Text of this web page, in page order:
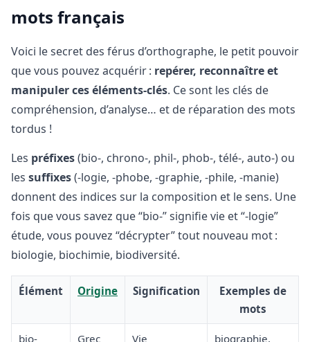
mots français
Voici le secret des férus d’orthographe, le petit pouvoir
que vous pouvez acquérir : repérer, reconnaître et
manipuler ces éléments-clés. Ce sont les clés de
compréhension, d’analyse… et de réparation des mots
tordus !
Les préfixes(bio-, chrono-, phil-, phob-, télé-, auto-) ou
les suffixes(-logie, -phobe, -graphie, -phile, -manie)
donnent des indices sur la composition et le sens. Une
fois que vous savez que “bio-” signifie vie et “-logie”
étude, vous pouvez “décrypter” tout nouveau mot :
biologie, biochimie, biodiversité.
Élément Origine Signification
Exemples de
mots
bio- Grec Vie biographie,